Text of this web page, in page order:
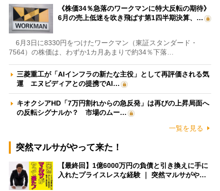
《株価34％急落のワークマンに特大反転の期待》
6月の売上低迷を吹き飛ばす第1四半期決算、…
6月3日に8330円をつけたワークマン（東証スタンダード・
7564）の株価は、わずか1カ月あまりで約34％下落…
三菱重工が「AIインフラの新たな主役」として再評価される気
運 エヌビディアとの提携でAI…
キオクシアHD「7万円割れからの急反発」は再びの上昇局面へ
の反転シグナルか？ 市場のムー…
一覧を見る
突然マルサがやって来た！
【最終回】1億6000万円の負債と引き換えに手に
入れたプライスレスな経験 ｜ 突然マルサがや…